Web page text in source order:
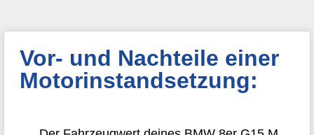
Vor- und Nachteile einer
Motorinstandsetzung: